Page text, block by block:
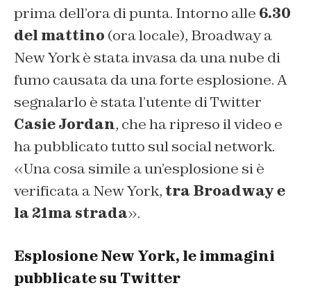
prima dell’ora di punta. Intorno alle 6.30
del mattino (ora locale), Broadway a
New York è stata invasa da una nube di
fumo causata da una forte esplosione. A
segnalarlo è stata l’utente di Twitter
Casie Jordan, che ha ripreso il video e
ha pubblicato tutto sul social network.
«Una cosa simile a un’esplosione si è
verificata a New York, tra Broadway e
la 21ma strada».
Esplosione New York, le immagini
pubblicate su Twitter